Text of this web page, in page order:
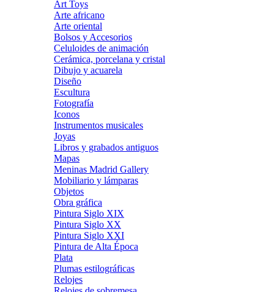
Art Toys
Arte africano
Arte oriental
Bolsos y Accesorios
Celuloides de animación
Cerámica, porcelana y cristal
Dibujo y acuarela
Diseño
Escultura
Fotografía
Iconos
Instrumentos musicales
Joyas
Libros y grabados antiguos
Mapas
Meninas Madrid Gallery
Mobiliario y lámparas
Objetos
Obra gráfica
Pintura Siglo XIX
Pintura Siglo XX
Pintura Siglo XXI
Pintura de Alta Época
Plata
Plumas estilográficas
Relojes